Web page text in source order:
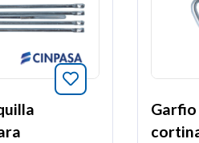
artículo Añade a